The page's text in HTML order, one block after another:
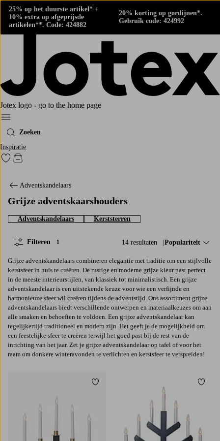
25% op het duurste artikel* +
10% extra op afgeprijsde
artikelen**. Code: 424882
20% korting op gordijnen*.
Gebruik code: 424992
Jotex logo - go to the home page
Menu
Zoeken
Inspiratie
Ga naar favoriet gemarkeerde producten
Go to checkout
Adventskandelaars
Grijze adventskaarshouders
Adventskandelaars Kerststerren
14 resultaten Sorteer op:
Populariteit
Filteren 1
Grijze adventskandelaars combineren elegantie met traditie om een stijlvolle
kerstsfeer in huis te creëren. De rustige en moderne grijze kleur past perfect
in de meeste interieurstijlen, van klassiek tot minimalistisch. Een grijze
adventskandelaar is een uitstekende keuze voor wie een verfijnde en
harmonieuze sfeer wil creëren tijdens de adventstijd. Ons assortiment grijze
adventskandelaars biedt verschillende ontwerpen en materiaalkeuzes om aan
alle smaken en behoeften te voldoen. Een grijze adventskandelaar kan
tegelijkertijd traditioneel en modern zijn. Het geeft je de mogelijkheid om
een feestelijke sfeer te creëren terwijl het goed past bij de rest van de
inrichting van het jaar. Zet je grijze adventskandelaar op tafel of voor het
raam om donkere winteravonden te verlichten en kerstsfeer te verspreiden!
Toevoegen aan favorieten